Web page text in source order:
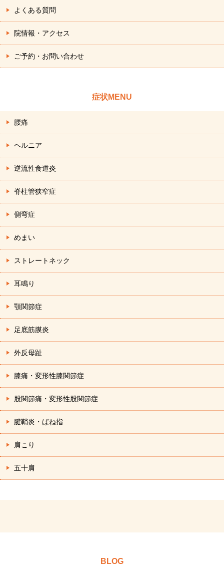
よくある質問
院情報・アクセス
ご予約・お問い合わせ
症状MENU
腰痛
ヘルニア
逆流性食道炎
脊柱管狭窄症
側弯症
めまい
ストレートネック
耳鳴り
顎関節症
足底筋膜炎
外反母趾
膝痛・変形性膝関節症
股関節痛・変形性股関節症
腱鞘炎・ばね指
肩こり
五十肩
BLOG